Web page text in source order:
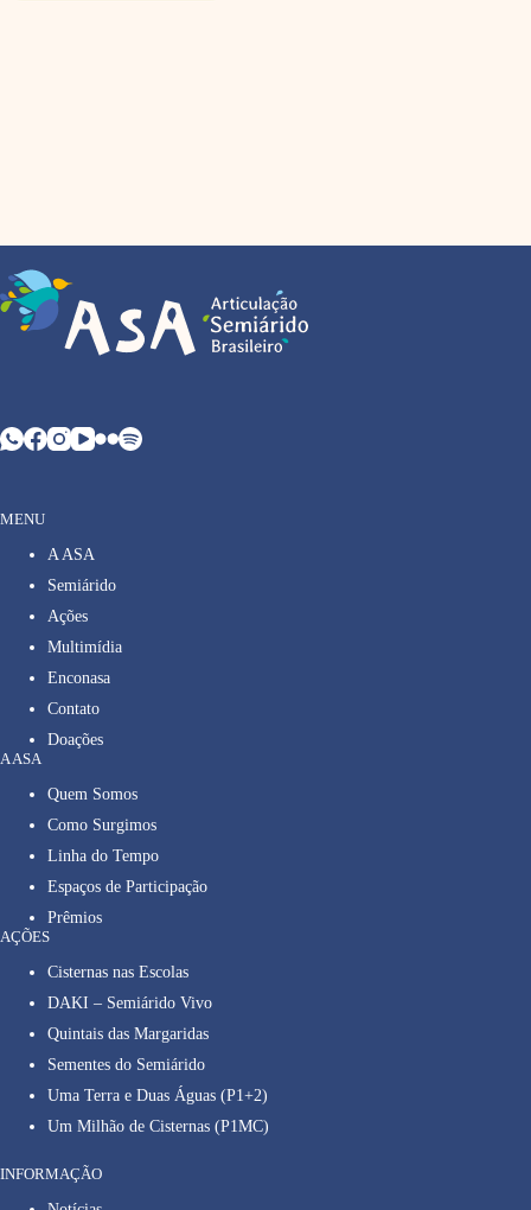
MENU
A ASA
Semiárido
Ações
Multimídia
Enconasa
Contato
Doações
A ASA
Quem Somos
Como Surgimos
Linha do Tempo
Espaços de Participação
Prêmios
AÇÕES
Cisternas nas Escolas
DAKI – Semiárido Vivo
Quintais das Margaridas
Sementes do Semiárido
Uma Terra e Duas Águas (P1+2)
Um Milhão de Cisternas (P1MC)
INFORMAÇÃO